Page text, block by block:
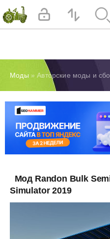
Моды » Авторские моды и
Мод Randon Bulk
Simulator 2019